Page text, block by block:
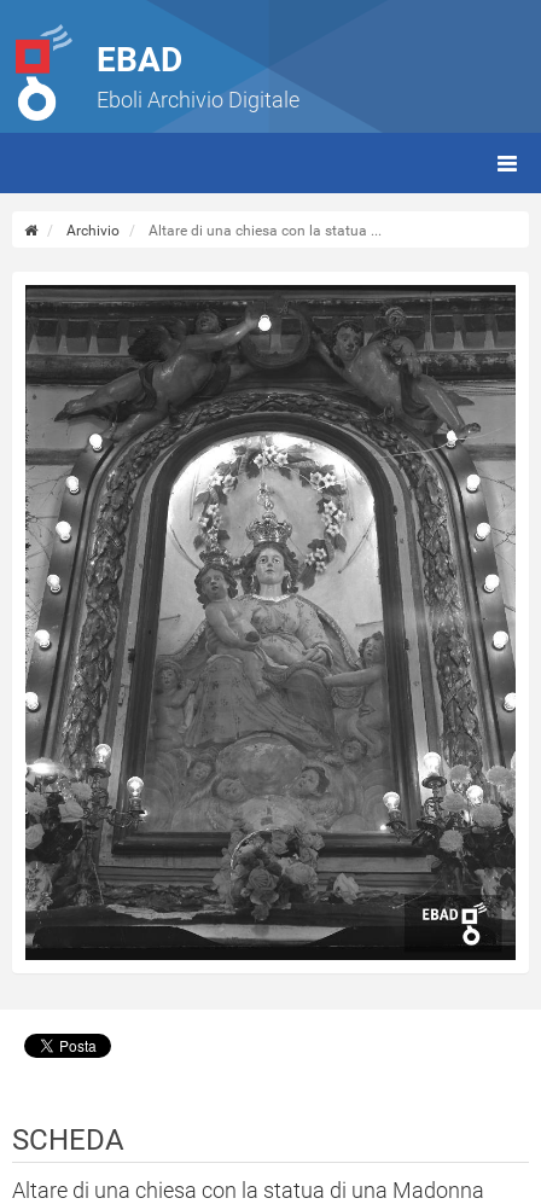
EBAD
Eboli Archivio Digitale
Archivio Altare di una chiesa con la statua ...
SCHEDA
Altare di una chiesa con la statua di una Madonna